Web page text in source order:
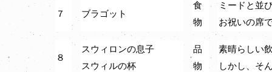
７ ブラゴット
食
物
ミードと並
お祝いの席
８
スウィロンの息子
スウィルの杯
品
物
素晴らしい
しかし、そ